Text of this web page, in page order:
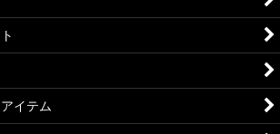
イテム